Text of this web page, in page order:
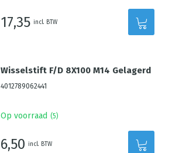
17,35 incl. BTW
Wisselstift F/D 8X100 M14 Gelagerd
4012789062441
Op voorraad (5)
6,50 incl. BTW